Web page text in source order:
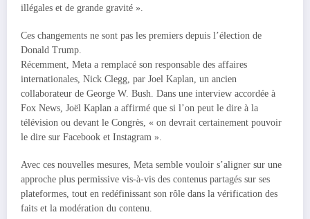
illégales et de grande gravité ».
Ces changements ne sont pas les premiers depuis l’élection de
Donald Trump.
Récemment, Meta a remplacé son responsable des affaires
internationales, Nick Clegg, par Joel Kaplan, un ancien
collaborateur de George W. Bush. Dans une interview accordée à
Fox News, Joël Kaplan a affirmé que si l’on peut le dire à la
télévision ou devant le Congrès, « on devrait certainement pouvoir
le dire sur Facebook et Instagram ».
Avec ces nouvelles mesures, Meta semble vouloir s’aligner sur une
approche plus permissive vis-à-vis des contenus partagés sur ses
plateformes, tout en redéfinissant son rôle dans la vérification des
faits et la modération du contenu.